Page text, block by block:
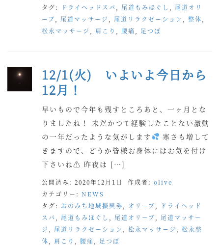
タグ:
ドライヘッドスパ 尾道もみほぐし
尾道オリ
ーブ
尾道マッサージ 尾道リラクゼーション 整体
松永マッサージ
肩こり 腰痛 足つぼ
12/1(火) いよいよ今日から
12月！
早いもので今年も残すところあと、一ヶ月とな
りましたね！ 未だかつて経験したことない激動
の一年だったような気がします
寒さも増して
きますので、どうか皆様お身体にはお気を付け
下さいね⚠ 昨夜は […]
公開済み: 2020年12月1日 作成者: olive
カテゴリー: NEWS
タグ: おのみち地域振興券 オリーブ
ドライヘッド
スパ
尾道もみほぐし 尾道オリーブ
尾道マッサー
ジ
尾道リラクゼーション 松永マッサージ
松永整
体
肩こり 腰痛 足つぼ